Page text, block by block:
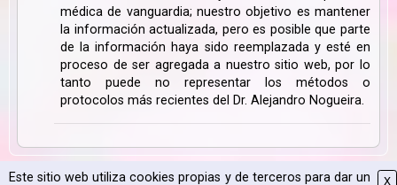
X
Este sitio web utiliza cookies propias y de terceros para dar un
médica de vanguardia; nuestro objetivo es mantener
la información actualizada, pero es posible que parte
de la información haya sido reemplazada y esté en
proceso de ser agregada a nuestro sitio web, por lo
tanto puede no representar los métodos o
protocolos más recientes del Dr. Alejandro Nogueira.
Mapa Web| Aviso Legal| Política de Cookies| 2026 CPyESAP